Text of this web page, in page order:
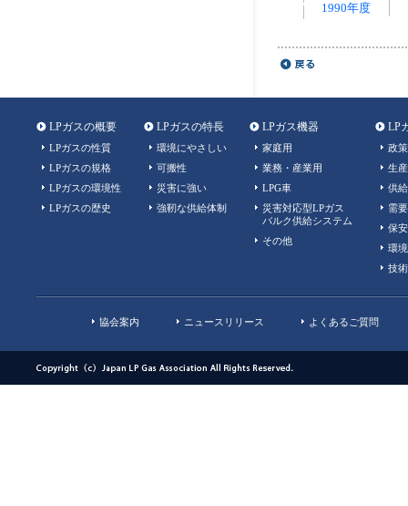
1990年度
LPガスの概要
LPガスの性質
LPガスの規格
LPガスの環境性
LPガスの歴史
LPガスの特長
環境にやさしい
可搬性
災害に強い
強靭な供給体制
LPガス機器
家庭用
業務・産業用
LPG車
災害対応型LPガス
バルク供給システム
その他
LP
政
生産
供給
需要
保安
環境
技術
協会案内 ニュースリリース よくあるご質問